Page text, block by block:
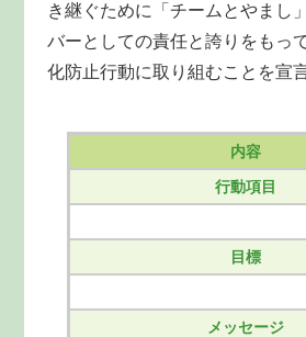
き継ぐために「チームとやまし
バーとしての責任と誇りをもっ
化防止行動に取り組むことを宣
内容
行動項目
目標
メッセージ